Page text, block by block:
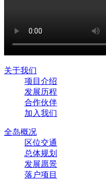
关于我们
项目介绍
发展历程
合作伙伴
加入我们
全岛概况
区位交通
总体规划
发展愿景
落户项目